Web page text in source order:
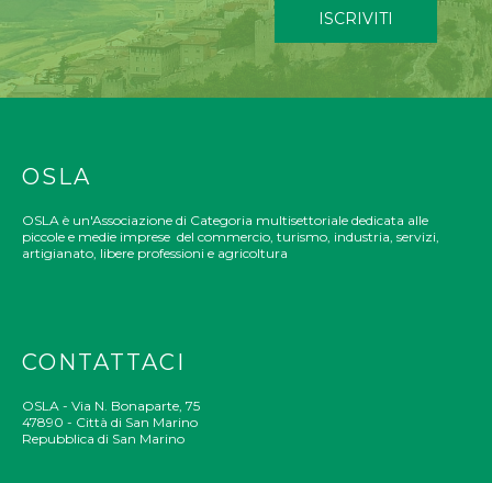
ISCRIVITI
OSLA
OSLA è un'Associazione di Categoria multisettoriale dedicata alle
piccole e medie imprese del commercio, turismo, industria, servizi,
artigianato, libere professioni e agricoltura
CONTATTACI
OSLA - Via N. Bonaparte, 75
47890 - Città di San Marino
Repubblica di San Marino